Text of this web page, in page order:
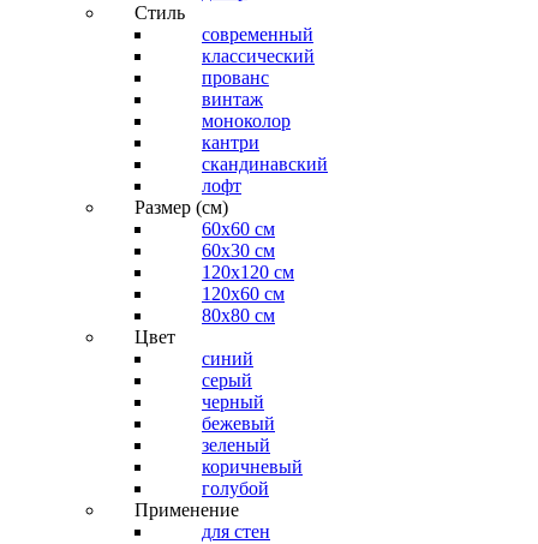
Стиль
современный
классический
прованс
винтаж
моноколор
кантри
скандинавский
лофт
Размер (см)
60х60 см
60x30 см
120x120 см
120x60 см
80x80 см
Цвет
синий
серый
черный
бежевый
зеленый
коричневый
голубой
Применение
для стен